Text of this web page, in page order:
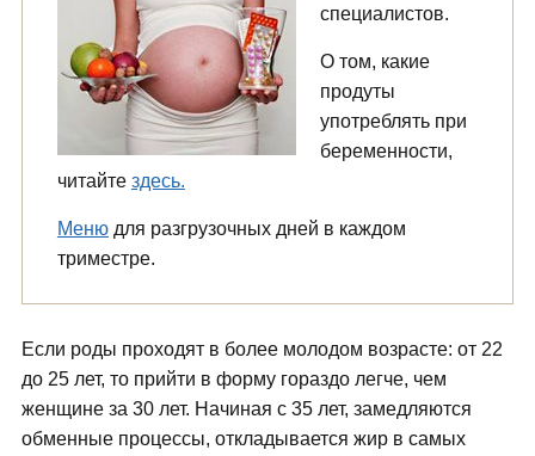
специалистов.
О том, какие
продуты
употреблять при
беременности,
читайте здесь.
Менюдля разгрузочных дней в каждом
триместре.
Если роды проходят в более молодом возрасте: от 22
до 25 лет, то прийти в форму гораздо легче, чем
женщине за 30 лет. Начиная с 35 лет, замедляются
обменные процессы, откладывается жир в самых